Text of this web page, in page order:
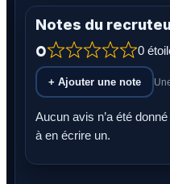
Notes du
0 0
+ Ajouter une note
Aucun avis n’a été
à en écrire un.